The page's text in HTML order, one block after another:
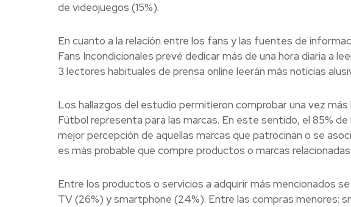
de videojuegos (15%).
En cuanto a la relación entre los fans y las fuentes de
Fans Incondicionales prevé dedicar más de una hora diaria a
3 lectores habituales de prensa online leerán más noticias
Los hallazgos del estudio permitieron comprobar una vez
Fútbol representa para las marcas. En este sentido, el 85%
mejor percepción de aquellas marcas que patrocinan o se
es más probable que compre productos o marcas relacionadas
Entre los productos o servicios a adquirir más mencionados
TV (26%) y smartphone (24%). Entre las compras menores: